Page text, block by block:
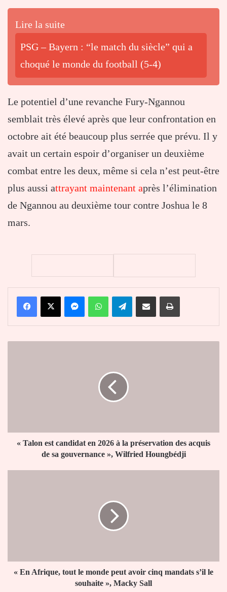
Lire la suite
PSG – Bayern : “le match du siècle” qui a
choqué le monde du football (5-4)
Le potentiel d’une revanche Fury-Ngannou
semblait très élevé après que leur confrontation en
octobre ait été beaucoup plus serrée que prévu. Il y
avait un certain espoir d’organiser un deuxième
combat entre les deux, même si cela n’est peut-être
plus aussi attrayant maintenant après l’élimination
de Ngannou au deuxième tour contre Joshua le 8
mars.
FacebookX MessengerWhatsAppTelegramPartager par email Imprimer
préservation
« Talon est candidat en 2026 à la préservation des acquis
de sa gouvernance », Wilfried Houngbédji
cinq
mandats
« En Afrique, tout le monde peut avoir cinq mandats s’il le
souhaite », Macky Sall